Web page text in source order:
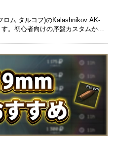
ロム タルコフ)のKalashnikov AK-
。初心者向けの序盤カスタムから